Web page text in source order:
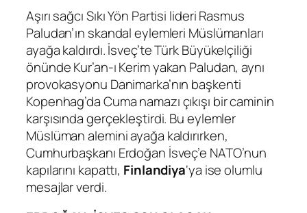
Aşırı sağcı Sıkı Yön Partisi lideri Rasmus
Paludan’ın skandal eylemleri Müslümanları
ayağa kaldırdı. İsveç’te Türk Büyükelçiliği
önünde Kur’an-ı Kerim yakan Paludan, aynı
provokasyonu Danimarka’nın başkenti
Kopenhag’da Cuma namazı çıkışı bir caminin
karşısında gerçekleştirdi. Bu eylemler
Müslüman alemini ayağa kaldırırken,
Cumhurbaşkanı Erdoğan İsveç’e NATO’nun
kapılarını kapattı, Finlandiya‘ya ise olumlu
mesajlar verdi.